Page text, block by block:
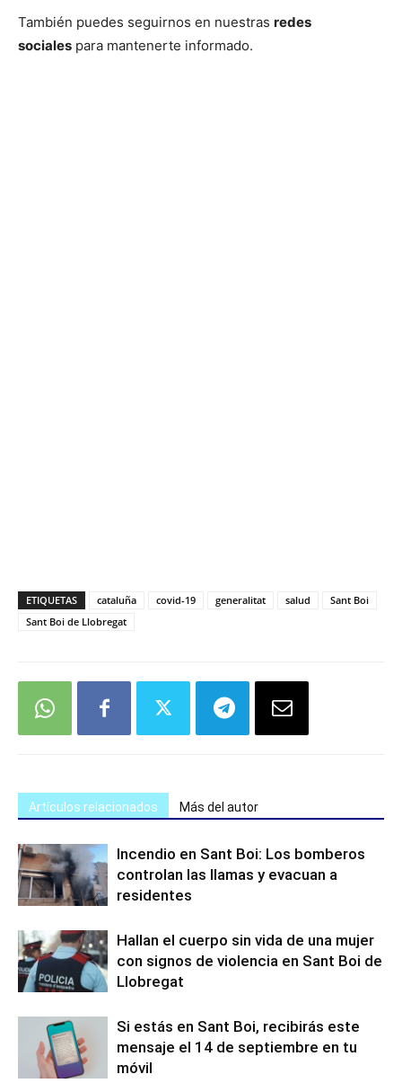
También puedes seguirnos en nuestras redes
sociales para mantenerte informado.
ETIQUETAS cataluña covid-19 generalitat salud
Sant Boi
Sant Boi de Llobregat
Artículos relacionados Más del autor
Incendio en Sant Boi: Los bomberos
controlan las llamas y evacuan a
residentes
Hallan el cuerpo sin vida de una mujer
con signos de violencia en Sant Boi de
Llobregat
Si estás en Sant Boi, recibirás este
mensaje el 14 de septiembre en tu
móvil